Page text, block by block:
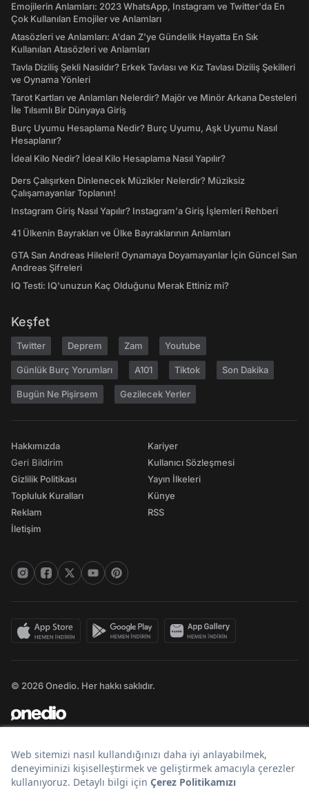
Emojilerin Anlamları: 2023 WhatsApp, Instagram ve Twitter'da En
Çok Kullanılan Emojiler ve Anlamları
Atasözleri ve Anlamları: A'dan Z'ye Gündelik Hayatta En Sık
Kullanılan Atasözleri ve Anlamları
Tavla Diziliş Şekli Nasıldır? Erkek Tavlası ve Kız Tavlası Diziliş Şekilleri
ve Oynama Yönleri
Tarot Kartları ve Anlamları Nelerdir? Majör ve Minör Arkana Desteleri
İle Tılsımlı Bir Dünyaya Giriş
Burç Uyumu Hesaplama Nedir? Burç Uyumu, Aşk Uyumu Nasıl
Hesaplanır?
İdeal Kilo Nedir? İdeal Kilo Hesaplama Nasıl Yapılır?
Ders Çalışırken Dinlenecek Müzikler Nelerdir? Müziksiz
Çalışamayanlar Toplanın!
Instagram Giriş Nasıl Yapılır? Instagram'a Giriş İşlemleri Rehberi
41 Ülkenin Bayrakları ve Ülke Bayraklarının Anlamları
GTA San Andreas Hileleri! Oynamaya Doyamayanlar İçin Güncel San
Andreas Şifreleri
IQ Testi: IQ'unuzun Kaç Olduğunu Merak Ettiniz mi?
Keşfet
Twitter Deprem Zam Youtube
Günlük Burç Yorumları A101 Tiktok Son Dakika
Bugün Ne Pişirsem Gezilecek Yerler
Hakkımızda
Geri Bildirim
Gizlilik Politikası
Topluluk Kuralları
Reklam
İletişim
Kariyer
Kullanıcı Sözleşmesi
Yayın İlkeleri
Künye
RSS
© 2026 Onedio. Her hakkı saklıdır.
Bir markasıdır.